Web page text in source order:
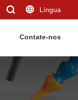
Língua
Contate-nos